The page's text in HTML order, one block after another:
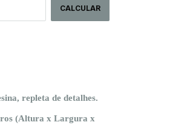
CALCULAR
repleta de detalhes.
(Altura x Largura x